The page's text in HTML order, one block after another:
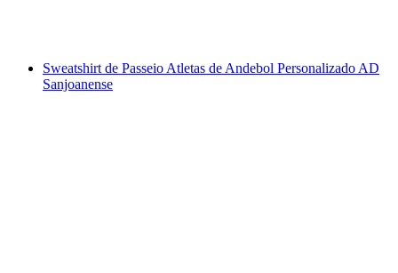
Sweatshirt de Passeio Atletas de Andebol Personalizado AD
Sanjoanense